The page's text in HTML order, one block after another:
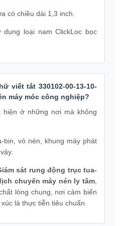
có chiều dài 1,3 inch.
loại nam ClickLoc bọc
viết tắt 330102-00-13-10-
máy móc công nghiệp?
hiện ở những nơi mà không
bin, vỏ nén, khung máy phát
sát rung động trục tua-
chuyển máy nén ly tâm
lỏng chung, nơi cảm biến
là thực tiễn tiêu chuẩn.